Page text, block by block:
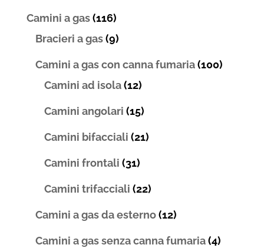
Camini a gas (116)
Bracieri a gas (9)
Camini a gas con canna fumaria (100)
Camini ad isola (12)
Camini angolari (15)
Camini bifacciali (21)
Camini frontali (31)
Camini trifacciali (22)
Camini a gas da esterno (12)
Camini a gas senza canna fumaria (4)